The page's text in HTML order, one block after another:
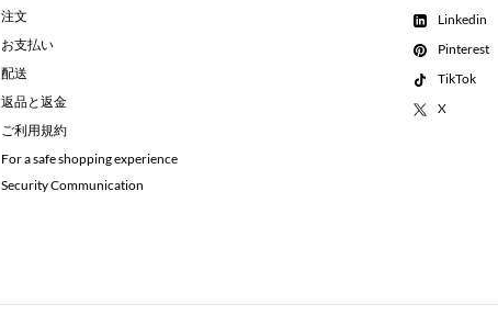
注文
お支払い
配送
返品と返金
ご利用規約
For a safe shopping experience
Security Communication
Linkedin
Pinterest
TikTok
X